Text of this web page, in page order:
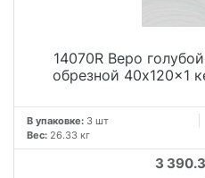
14070R Веро
обрезной 40x120x1
В упаковке: 3 шт
Вес: 26.33 кг
3